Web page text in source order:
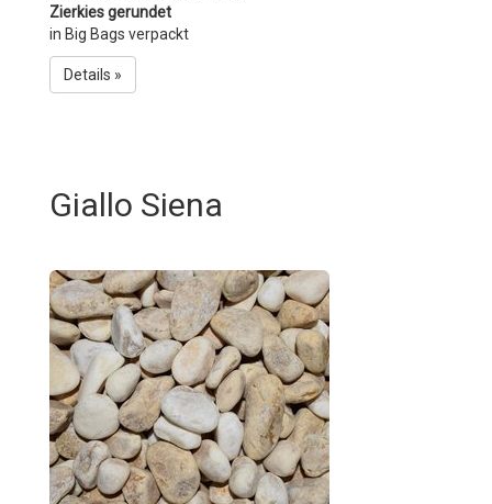
Zierkies gerundet
in Big Bags verpackt
Details »
Giallo Siena